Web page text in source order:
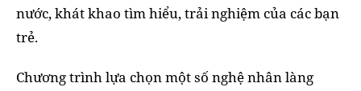
nước, khát khao tìm hiểu, trải nghiệm của các bạn
trẻ.
Chương trình lựa chọn một số nghệ nhân làng